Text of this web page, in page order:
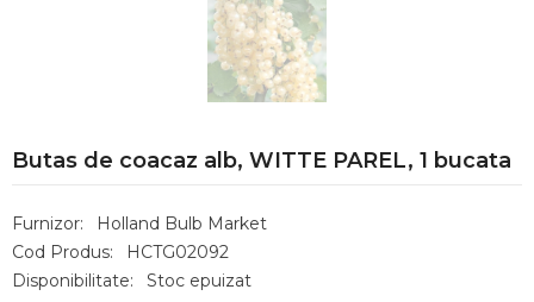
Butas de coacaz alb, WITTE PAREL, 1 bucata
Furnizor:
Holland Bulb Market
Cod Produs:
HCTG02092
Disponibilitate:
Stoc epuizat